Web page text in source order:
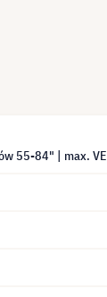
55-84" | max.